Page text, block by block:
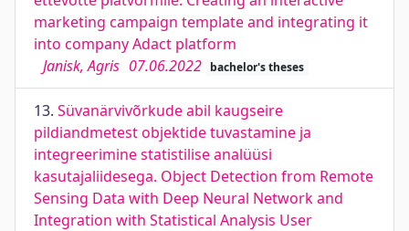
marketing campaign template and integrating it
into company Adact platform
Janisk, Agris 07.06.2022 bachelor's theses
13. Süvanärvivõrkude abil kaugseire
pildiandmetest objektide tuvastamine ja
integreerimine statistilise analüüsi
kasutajaliidesega. Object Detection from Remote
Sensing Data with Deep Neural Network and
Integration with Statistical Analysis User